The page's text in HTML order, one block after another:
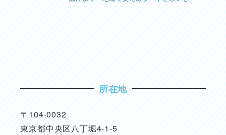
所在地
〒104-0032
東京都中央区八丁堀4-1-5